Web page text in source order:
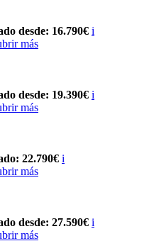
desde: 16.790€ i
más
desde: 19.390€ i
más
22.790€ i
más
desde: 27.590€ i
más